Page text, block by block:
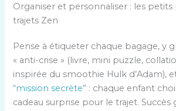
Organiser et personnaliser : les
trajets Zen
Pense à étiqueter chaque bagage, y
« anti-crise » (livre, mini puzzle,
inspirée du smoothie Hulk d’Adam),
“mission secrète” : chaque enfant
cadeau surprise pour le trajet. Succès